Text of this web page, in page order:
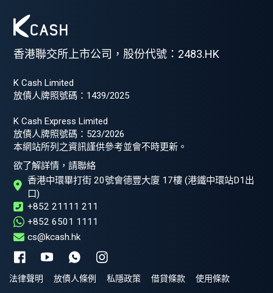
香港聯交所上市公司，股份代號：2483.HK
K Cash Limited
放債人牌照號碼：1439/2025
K Cash Express Limited
放債人牌照號碼：523/2026
本網站所列之資訊謹供參考並會不時更新。
欲了解詳情，請聯絡
香港中環畢打街 20號會德豐大廈 17樓(港鐵中環站D1出
口)
+852 21111 211
+852 6501 1111
cs@kcash.hk
法律聲明 放債人條例 私隱政策 借貸條款 使用條款